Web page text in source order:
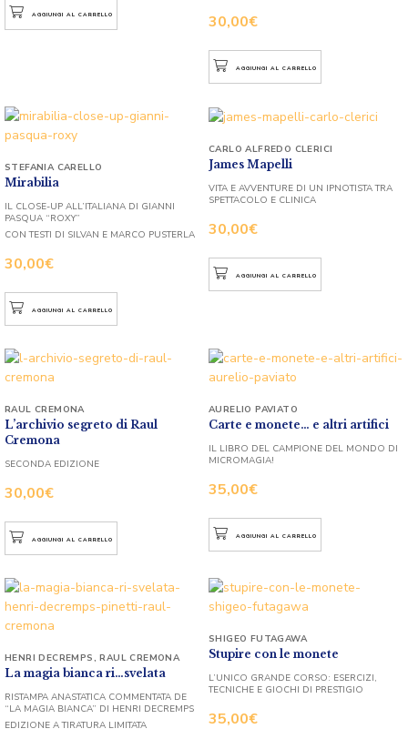
AGGIUNGI AL CARRELLO 30,00€
AGGIUNGI AL CARRELLO
Mirabilia
30,00€
STEFANIA CARELLO
IL CLOSE-UP ALL’ITALIANA DI GIANNI
PASQUA “ROXY”
CON TESTI DI SILVAN E MARCO PUSTERLA
AGGIUNGI AL CARRELLO
James Mapelli
30,00€
CARLO ALFREDO CLERICI
VITA E AVVENTURE DI UN IPNOTISTA TRA
SPETTACOLO E CLINICA
AGGIUNGI AL CARRELLO
L’archivio segreto di Raul
Cremona
30,00€
RAUL CREMONA
SECONDA EDIZIONE
AGGIUNGI AL CARRELLO
Carte e monete… e altri artifici
35,00€
AURELIO PAVIATO
IL LIBRO DEL CAMPIONE DEL MONDO DI
MICROMAGIA!
AGGIUNGI AL CARRELLO
La magia bianca ri…svelata
HENRI DECREMPS,RAUL CREMONA
RISTAMPA ANASTATICA COMMENTATA DE
“LA MAGIA BIANCA” DI HENRI DECREMPS
EDIZIONE A TIRATURA LIMITATA
Stupire con le monete
35,00€
SHIGEO FUTAGAWA
L’UNICO GRANDE CORSO: ESERCIZI,
TECNICHE E GIOCHI DI PRESTIGIO